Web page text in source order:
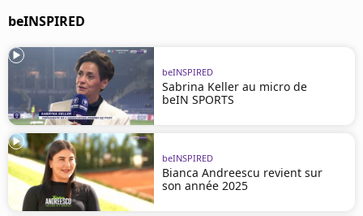
beINSPIRED
beINSPIRED
Sabrina Keller au micro de
beIN SPORTS
beINSPIRED
Bianca Andreescu revient sur
son année 2025